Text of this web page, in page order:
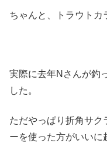
ちゃんと、トラウトカ
実際に去年Nさんが釣
した。
ただやっぱり折角サク
ーを使った方がいいに